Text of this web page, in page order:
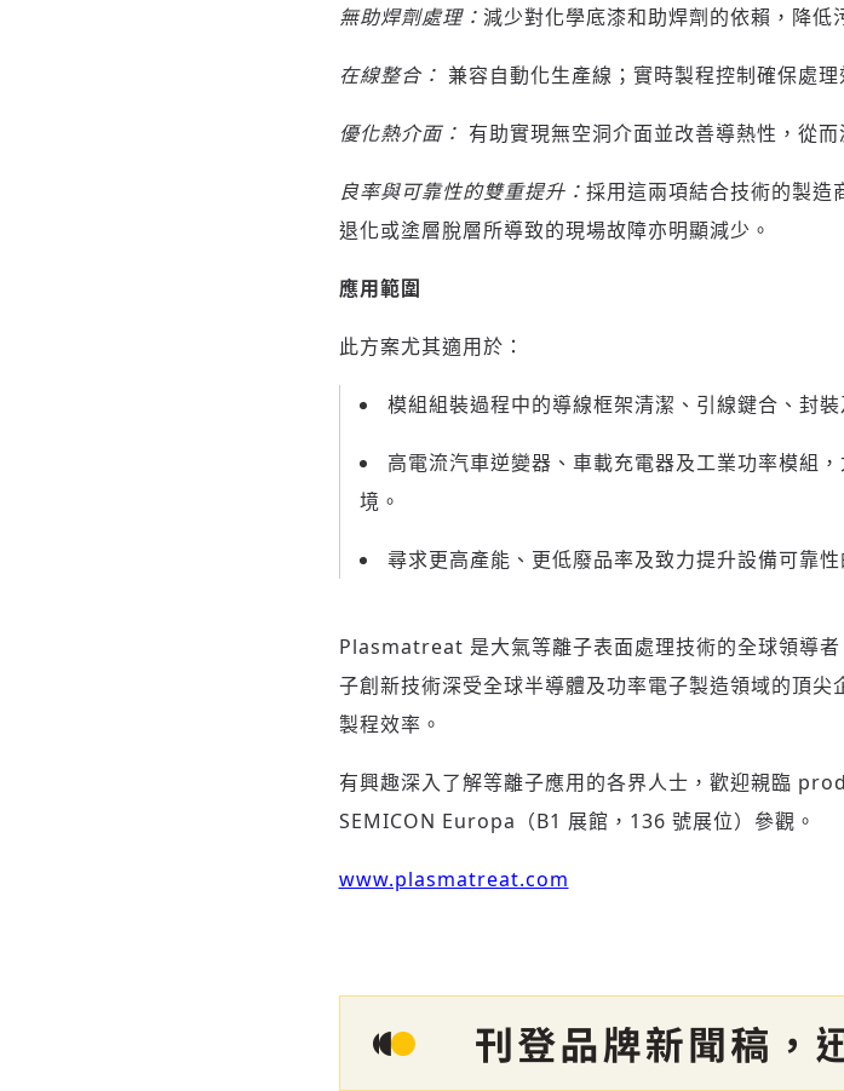
登入或註冊
請輸入發送到
(十分鐘內
無助焊劑處理： 減少對化學底漆和助焊劑的依賴，降低
在線整合： 兼容自動化生產線；實時製程控制確保處
優化熱介面： 有助實現無空洞介面並改善導熱性，從
良率與可靠性的雙重提升： 採用這兩項結合技術的製造
退化或塗層脫層所導致的現場故障亦明顯減少。
應用範圍
此方案尤其適用於：
模組組裝過程中的導線框架清潔、引線鍵合、封裝
高電流汽車逆變器、車載充電器及工業功率模組
境。
尋求更高產能、更低廢品率及致力提升設備可靠
Plasmatreat 是大氣等離子表面處理技術的全球領導
子創新技術深受全球半導體及功率電子製造領域的頂
製程效率。
有興趣深入了解等離子應用的各界人士，歡迎親臨
SEMICON Europa（B1 展館，136 號展位）參觀。
www.plasmatreat.com